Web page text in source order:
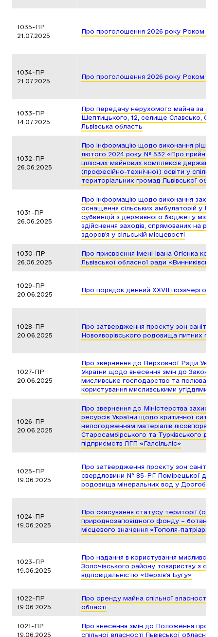
1035-ПР
21.07.2025
Про проголошення 2026 року Роком
1034-ПР
21.07.2025
Про проголошення 2026 року Роком
1033-ПР
14.07.2025
Про передачу нерухомого майна за
Шептицького, 12, селище Славсько,
Львівська область
1032-ПР
26.06.2025
Про інформацію щодо виконання
лютого 2024 року № 532 «Про
цілісних майнових комплексів
(професійно-технічної) освіти у спільну
територіальних громад Львівської
1031-ПР
26.06.2025
Про інформацію щодо виконання
оснащення сільських амбулаторій у
субвенцій з державного бюджету
здійснення заходів, спрямованих на
здоров’я у сільській місцевості
1030-ПР
26.06.2025
Про присвоєння імені Івана Огієнка
Львівської обласної ради
1029-ПР
20.06.2025
Про порядок денний ХХVІІ позачергової
1028-ПР
20.06.2025
Про затвердження проєкту зон
Новояворівського родовища питних
1027-ПР
20.06.2025
Про звернення до Верховної Ради
України щодо внесення змін до Закону
мисливське господарство та
користування мисливськими угіддями
1026-ПР
20.06.2025
Про звернення до Міністерства
ресурсів України щодо критичної
непогодженням матеріалів
Старосамбірського та Турківського
підприємств ЛГП «Галсільліс»
1025-ПР
19.06.2025
Про затвердження проєкту зон
свердловини № 85-РГ Помірецької
родовища мінеральних вод у
1024-ПР
19.06.2025
Про скасування статусу території
природнозаповідного фонду –
місцевого значення «Тополя-патріарх»
1023-ПР
19.06.2025
Про надання в користування
Золочівського району товариству з
відповідальністю «Верхів’я Бугу»
1022-ПР
19.06.2025
Про оренду майна спільної власності
області
1021-ПР
19.06.2025
Про внесення змін до Положення про
спільної власності Львівської обласної